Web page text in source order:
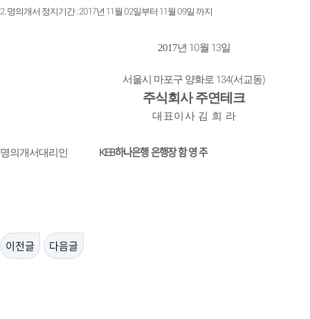
2. 명의개서 정지기간: 2017년 11월 02일부터 11월 09일 까지
2017년 10월 13일
서울시 마포구 양화로 134(서교동)
주식회사 주연테크
대 표 이 사 김 희 라
명의개서대리인 KEB하나은행 은행장 함 영 주
이전글 다음글